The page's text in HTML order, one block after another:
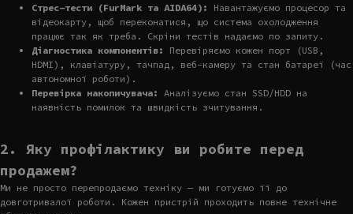
Стрес-тести (FurMark та AIDA64):
Навантажуємо процесор та
відеокарту, щоб переконатися, що система охолодження
працює так як треба. Скріни тестів надаємо по запиту.
Діагностика компонентів:
Перевіряємо кожен порт (USB,
HDMI), клавіатуру, тачпад, веб-камеру та стан батареї (час
автономної роботи).
Перевірка накопичувача:
Аналізуємо стан SSD/HDD на
наявність помилок та швидкість зчитування.
2. Яку профілактику ви робите перед
продажем?
Ми не просто перепродаємо техніку — ми готуємо її до
довготривалої роботи. Кожен пристрій проходить повне технічне